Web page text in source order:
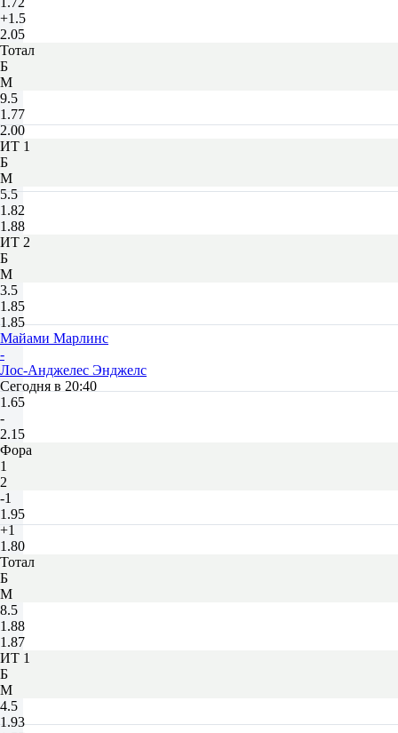
+1.5
2.05
Тотал
Б
М
9.5
1.77
2.00
ИТ 1
Б
М
5.5
1.82
1.88
ИТ 2
Б
М
3.5
1.85
1.85
Майами Марлинс
-
Лос-Анджелес Энджелс
Сегодня в 20:40
1.65
-
2.15
Фора
1
2
-1
1.95
+1
1.80
Тотал
Б
М
8.5
1.88
1.87
ИТ 1
Б
М
4.5
1.93